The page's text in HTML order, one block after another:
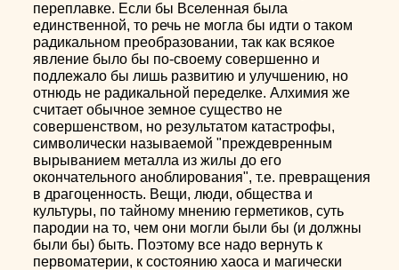
переплавке. Если бы Вселенная была
единственной, то речь не могла бы идти о таком
радикальном преобразовании, так как всякое
явление было бы по-своему совершенно и
подлежало бы лишь развитию и улучшению, но
отнюдь не радикальной переделке. Алхимия же
считает обычное земное существо не
совершенством, но результатом катастрофы,
символически называемой "преждевренным
вырыванием металла из жилы до его
окончательного аноблирования", т.е. превращения
в драгоценность. Вещи, люди, общества и
культуры, по тайному мнению герметиков, суть
пародии на то, чем они могли были бы (и должны
были бы) быть. Поэтому все надо вернуть к
первоматерии, к состоянию хаоса и магически